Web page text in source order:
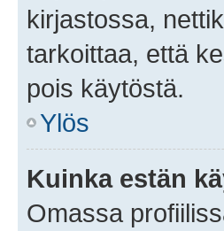
kirjastossa,
tarkoittaa, että
pois käytöstä.
Ylös
Kuinka estän
Omassa